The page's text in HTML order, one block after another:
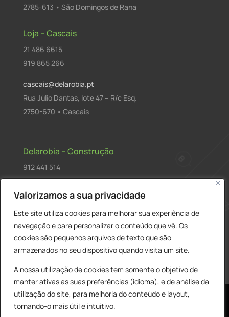
Valorizamos a sua privacidade
Este site utiliza cookies para melhorar sua experiência de
navegação e para personalizar o conteúdo que vê. Os
cookies são pequenos arquivos de texto que são
armazenados no seu dispositivo quando visita um site.
A nossa utilização de cookies tem somente o objetivo de
manter ativas as suas preferências (idioma), e de análise da
utilização do site, para melhoria do conteúdo e layout,
tornando-o mais útil e intuitivo.
2785-613 • São Domingos de Rana
Loja – Cascais
21 486 6615
919 865 266
cascais@delarobia.pt
Rua Júlio Dantas, lote 47 – R/c Esq.
2750-670 • Cascais
Delarobia – Construção
912 441 514
R. António Andrade, 1171
2820-287 • Charneca de Caparica
Products
search PESQUISAR